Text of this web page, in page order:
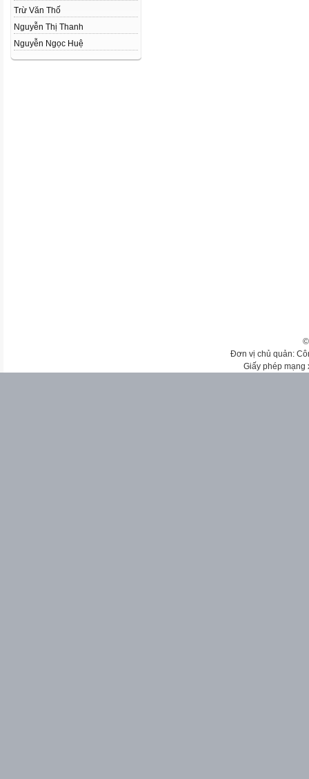
Trừ Văn Thố
Nguyễn Thị Thanh
Nguyễn Ngọc Huệ
Đơn vị chủ quản:
Giấy phép mạng